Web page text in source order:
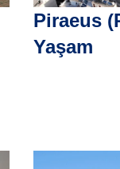
Piraeus
Yaşam